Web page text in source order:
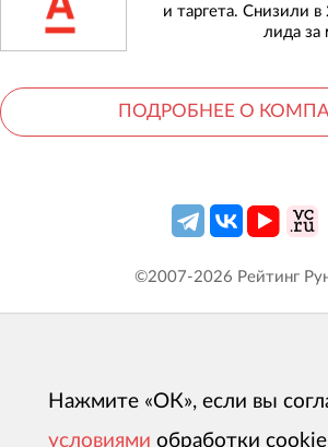
и таргета. Снизили в
лида за
ПОДРОБНЕЕ О
©2007-2026 Рейтинг
Нажмите «ОК», если вы
условиями обработки